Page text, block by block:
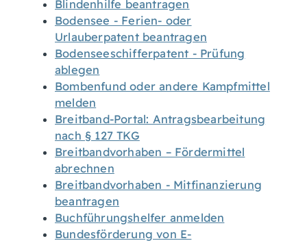
Blindenhilfe beantragen
Bodensee - Ferien- oder
Urlauberpatent beantragen
Bodenseeschifferpatent - Prüfung
ablegen
Bombenfund oder andere Kampfmittel
melden
Breitband-Portal: Antragsbearbeitung
nach § 127 TKG
Breitbandvorhaben – Fördermittel
abrechnen
Breitbandvorhaben - Mitfinanzierung
beantragen
Buchführungshelfer anmelden
Bundesförderung von E-